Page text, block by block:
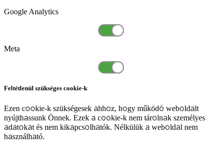
Google Analytics
Meta
Feltétlenül szükséges cookie-k
Ezen cookie-k szükségesek ahhoz, hogy működő weboldalt
nyújthassunk Önnek. Ezek a cookie-k nem tárolnak személyes
adatokat és nem kikapcsolhatók. Nélkülük a weboldal nem
használható.